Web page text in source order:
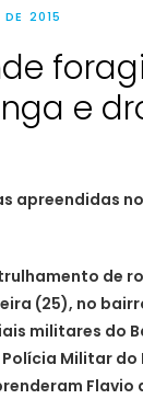
DE 2015
e
de
(25), no
militares do
Militar do
Flavio